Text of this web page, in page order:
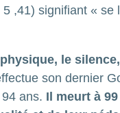
,41) signifiant « se
le
son dernier
ans. Il meurt à